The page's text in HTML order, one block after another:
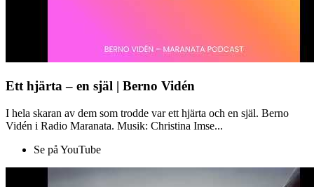
Ett hjärta – en själ | Berno Vidén
I hela skaran av dem som trodde var ett hjärta och en själ. Berno
Vidén i Radio Maranata. Musik: Christina Imse...
Se på YouTube